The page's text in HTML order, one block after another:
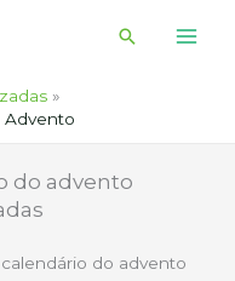
Pesquisar
Advento
do advento
do advento